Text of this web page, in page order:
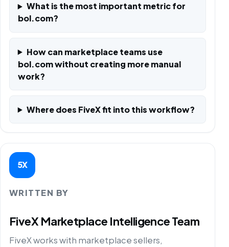
What is the most important metric for
bol.com?
How can marketplace teams use
bol.com without creating more manual
work?
Where does FiveX fit into this workflow?
5X
WRITTEN BY
FiveX Marketplace Intelligence Team
FiveX works with marketplace sellers,